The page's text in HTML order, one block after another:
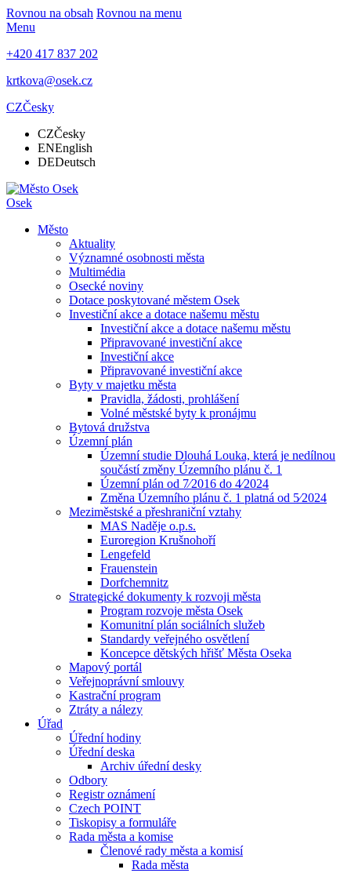
Rovnou na obsah Rovnou na menu
Menu
+420 417 837 202
krtkova@osek.cz
CZČesky
CZČesky
ENEnglish
DEDeutsch
Osek
Město
Aktuality
Významné osobnosti města
Multimédia
Osecké noviny
Dotace poskytované městem Osek
Investiční akce a dotace našemu městu
Investiční akce a dotace našemu městu
Připravované investiční akce
Investiční akce
Připravované investiční akce
Byty v majetku města
Pravidla, žádosti, prohlášení
Volné městské byty k pronájmu
Bytová družstva
Územní plán
Územní studie Dlouhá Louka, která je nedílnou
součástí změny Územního plánu č. 1
Územní plán od 7⁄2016 do 4⁄2024
Změna Územního plánu č. 1 platná od 5⁄2024
Meziměstské a přeshraniční vztahy
MAS Naděje o.p.s.
Euroregion Krušnohoří
Lengefeld
Frauenstein
Dorfchemnitz
Strategické dokumenty k rozvoji města
Program rozvoje města Osek
Komunitní plán sociálních služeb
Standardy veřejného osvětlení
Koncepce dětských hřišť Města Oseka
Mapový portál
Veřejnoprávní smlouvy
Kastrační program
Ztráty a nálezy
Úřad
Úřední hodiny
Úřední deska
Archiv úřední desky
Odbory
Registr oznámení
Czech POINT
Tiskopisy a formuláře
Rada města a komise
Členové rady města a komisí
Rada města